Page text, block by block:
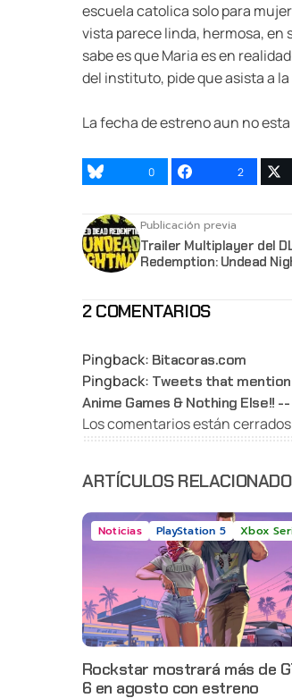
escuela catolica solo para
vista parece linda, hermosa, en
sabe es que Maria es en
del instituto, pide que asista a
La fecha de estreno aun no
0 2
Publicación previa
Trailer Multiplayer del
Redemption: Undead
2 COMENTARIOS
Pingback: Bitacoras.com
Pingback: Tweets that mention
Anime Games & Nothing Else!!
Los comentarios están cerrados
ARTÍCULOS
Noticias PlayStation 5 Xbox
Rockstar mostrará más de
6 en agosto con estreno